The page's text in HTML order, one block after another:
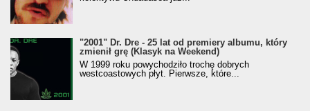
"2001" Dr. Dre - 25 lat od premiery albumu, który
zmienił grę (Klasyk na Weekend)
W 1999 roku powychodziło trochę dobrych
westcoastowych płyt. Pierwsze, które...